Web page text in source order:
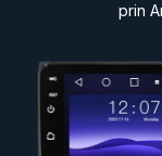
prin